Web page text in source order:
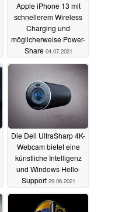
Apple iPhone 13 mit
schnellerem Wireless
Charging und
möglicherweise Power-
Share 04.07.2021
Die Dell UltraSharp 4K-
Webcam bietet eine
künstliche Intelligenz
und Windows Hello-
Support 29.06.2021